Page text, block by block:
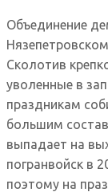
Объединение
Сколотив
уволенные в
праздникам
большим
выпадает на
погранвойск в
поэтому на